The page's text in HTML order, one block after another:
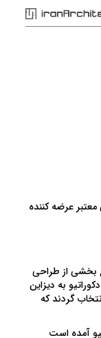
عرضه کننده
بخشی از طراحی
به دیزاین
گردند که
آمده است